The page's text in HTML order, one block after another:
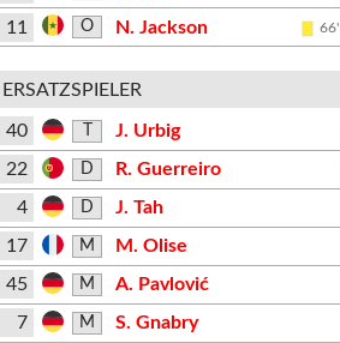
11 O N. Jackson 66'
ERSATZSPIELER
40 J. Urbig
22 D R. Guerreiro
4 D
J. Tah
17
M
M. Olise
45
M
A. Pavlović
7
M
S. Gnabry